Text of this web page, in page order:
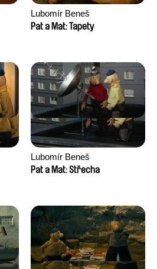
Lubomír Beneš
Pat a Mat: Tapety
Lubomír Beneš
Pat a Mat: Střecha